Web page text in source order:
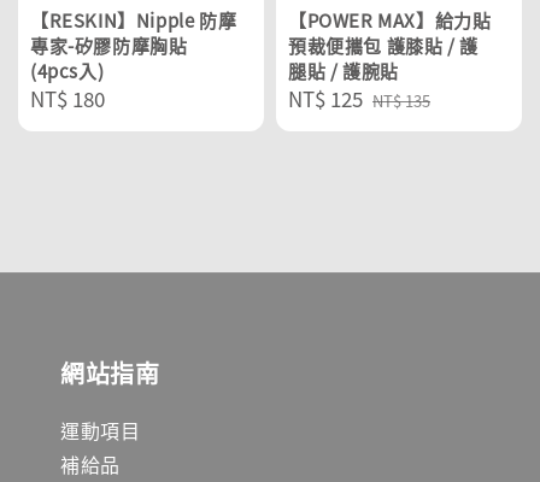
【RESKIN】Nipple 防摩
專家-矽膠防摩胸貼
(4pcs入)
Regular
price
NT$ 180
【POWER MAX】給力貼
預裁便攜包 護膝貼 / 護
腿貼 / 護腕貼
Sale
price
NT$ 125 Regular
price
NT$ 135
網站指南
運動項目
補給品